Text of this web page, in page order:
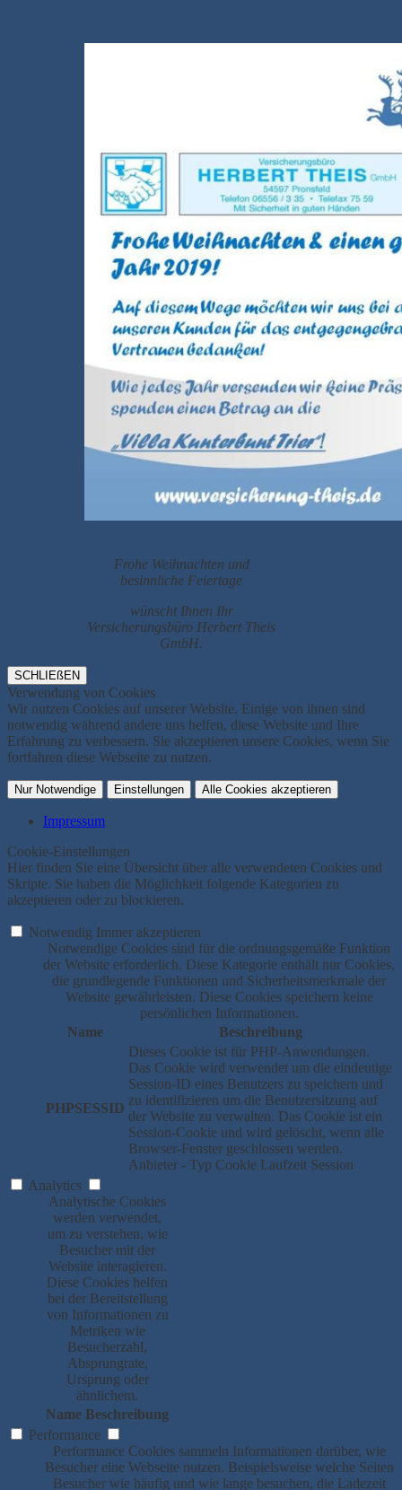
Frohe Weihnachten und
besinnliche Feiertage
wünscht Ihnen Ihr
Versicherungsbüro Herbert Theis
GmbH.
SCHLIEßEN
Verwendung von Cookies
Wir nutzen Cookies auf unserer Website. Einige von ihnen sind
notwendig während andere uns helfen, diese Website und Ihre
Erfahrung zu verbessern. Sie akzeptieren unsere Cookies, wenn Sie
fortfahren diese Webseite zu nutzen.
Nur Notwendige Einstellungen Alle Cookies akzeptieren
Impressum
Cookie-Einstellungen
Hier finden Sie eine Übersicht über alle verwendeten Cookies und
Skripte. Sie haben die Möglichkeit folgende Kategorien zu
akzeptieren oder zu blockieren.
Notwendig Immer akzeptieren
Notwendige Cookies sind für die ordnungsgemäße Funktion
der Website erforderlich. Diese Kategorie enthält nur Cookies,
die grundlegende Funktionen und Sicherheitsmerkmale der
Website gewährleisten. Diese Cookies speichern keine
persönlichen Informationen.
Name
Beschreibung
PHPSESSID
Dieses Cookie ist für PHP-Anwendungen.
Das Cookie wird verwendet um die eindeutige
Session-ID eines Benutzers zu speichern und
zu identifizieren um die Benutzersitzung auf
der Website zu verwalten. Das Cookie ist ein
Session-Cookie und wird gelöscht, wenn alle
Browser-Fenster geschlossen werden.
Anbieter - Typ Cookie Laufzeit Session
Analytics
Analytische Cookies
werden verwendet,
um zu verstehen, wie
Besucher mit der
Website interagieren.
Diese Cookies helfen
bei der Bereitstellung
von Informationen zu
Metriken wie
Besucherzahl,
Absprungrate,
Ursprung oder
ähnlichem.
Name Beschreibung
Performance
Performance Cookies sammeln Informationen darüber, wie
Besucher eine Webseite nutzen. Beispielsweise welche Seiten
Besucher wie häufig und wie lange besuchen, die Ladezeit